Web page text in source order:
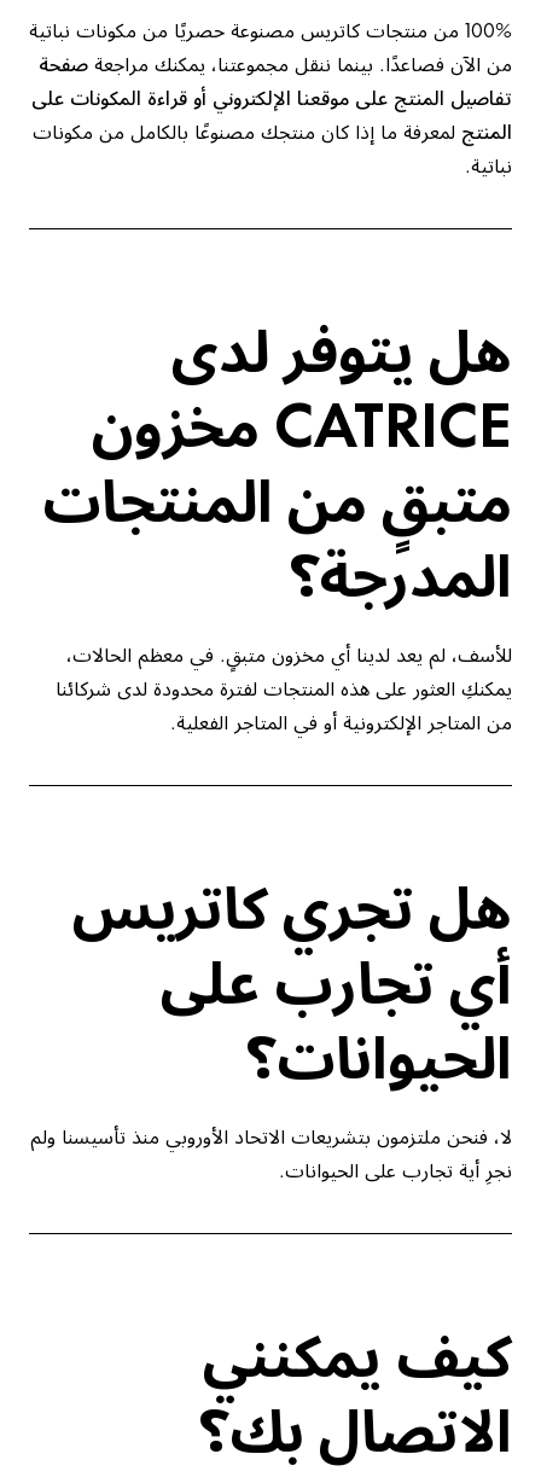
100% من منتجات كاتريس مصنوعة حصريًا من مكونات نباتية
من الآن فصاعدًا. بينما ننقل مجموعتنا، يمكنك مراجعةصفحة
تفاصيل المنتج على موقعنا الإلكتروني أو قراءة المكونات على
المنتج لمعرفة ما إذا كان منتجك مصنوعًا بالكامل من مكونات
نباتية.
هل يتوفر لدى
CATRICE مخزون
متبقٍ من المنتجات
المدرجة؟
للأسف، لم يعد لدينا أي مخزون متبقٍ. في معظم الحالات،
يمكنكِ العثور على هذه المنتجات لفترة محدودة لدى شركائنا
من المتاجر الإلكترونية أو في المتاجر الفعلية.
هل تجري كاتريس
أي تجارب على
الحيوانات؟
لا، فنحن ملتزمون بتشريعات الاتحاد الأوروبي منذ تأسيسنا ولم
نجرِ أية تجارب على الحيوانات.
كيف يمكنني
الاتصال بك؟